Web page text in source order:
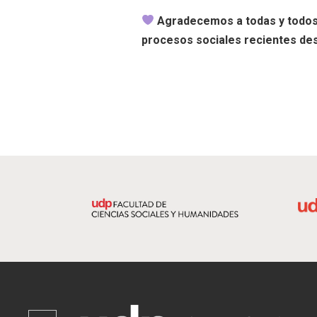
Agradecemos a todas y
procesos sociales recientes